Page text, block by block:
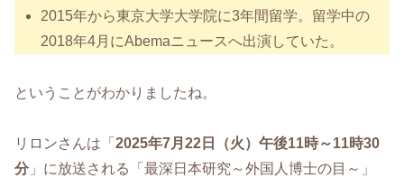
2015年から東京大学大学院に3年間留学。留学中の
2018年4月にAbemaニュースへ出演していた。
ということがわかりましたね。
リロンさんは「 2025年7月22日（火）午後11時～11時30
分 」に放送される「最深日本研究～外国人博士の目～」